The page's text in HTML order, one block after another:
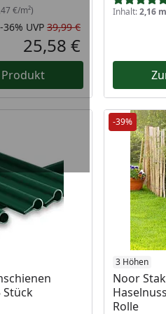
€/m²)
Rabatt in Prozent
-36%
Ursprünglicher
UVP 39,99 €
Aktueller Preis
25,58 €
Inhalt:2,16
Stück
-39%
3 Höhen
Noor
Rolle